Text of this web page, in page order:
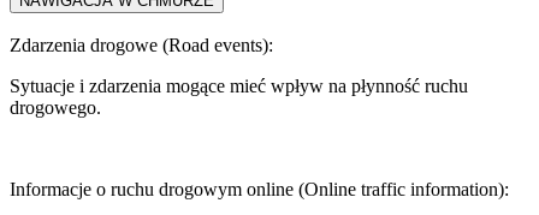
Zdarzenia drogowe (Road events):
Sytuacje i zdarzenia mogące mieć wpływ na płynność ruchu
drogowego.
Informacje o ruchu drogowym online (Online traffic information):